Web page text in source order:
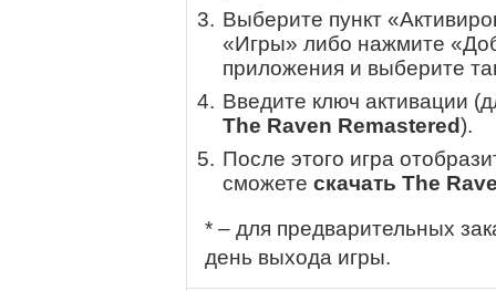
Выберите пункт
«Игры» либо нажмите
приложения и выберите
Введите ключ активации
The Raven Remastered).
После этого игра
сможете скачать The
* – для предварительных
день выхода игры.